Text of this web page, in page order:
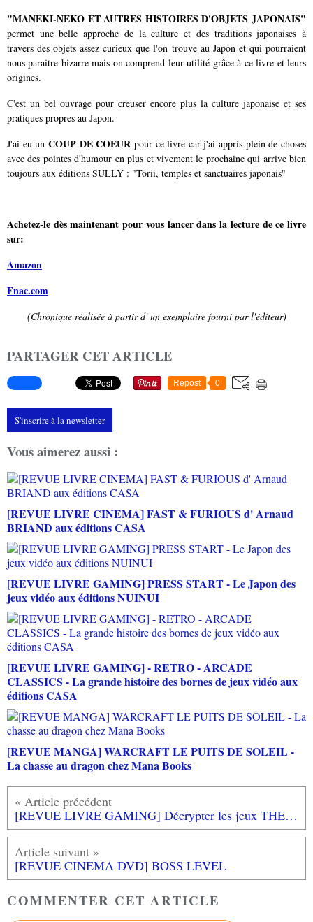
"MANEKI-NEKO ET AUTRES HISTOIRES D'OBJETS JAPONAIS"
permet une belle approche de la culture et des traditions japonaises à
travers des objets assez curieux que l'on trouve au Japon et qui pourraient
nous paraitre bizarre mais on comprend leur utilité grâce à ce livre et leurs
origines.
C'est un bel ouvrage pour creuser encore plus la culture japonaise et ses
pratiques propres au Japon.
J'ai eu un COUP DE COEUR pour ce livre car j'ai appris plein de choses
avec des pointes d'humour en plus et vivement le prochaine qui arrive bien
toujours aux éditions SULLY : "Torii, temples et sanctuaires japonais"
Achetez-le dès maintenant pour vous lancer dans la lecture de ce livre
sur:
Amazon
Fnac.com
(Chronique réalisée à partir d' un exemplaire fourni par l'éditeur)
PARTAGER CET ARTICLE
Repost 0
S'inscrire à la newsletter
Vous aimerez aussi :
[REVUE LIVRE CINEMA] FAST & FURIOUS d' Arnaud
BRIAND aux éditions CASA
[REVUE LIVRE GAMING] PRESS START - Le Japon des
jeux vidéo aux éditions NUINUI
[REVUE LIVRE GAMING] - RETRO - ARCADE
CLASSICS - La grande histoire des bornes de jeux vidéo aux
éditions CASA
[REVUE MANGA] WARCRAFT LE PUITS DE SOLEIL -
La chasse au dragon chez Mana Books
[REVUE LIVRE GAMING] Décrypter les jeux THE LAST OF US de Nicolas DENESCHAU chez THIRD EDITIONS
[REVUE CINEMA DVD] BOSS LEVEL
COMMENTER CET ARTICLE